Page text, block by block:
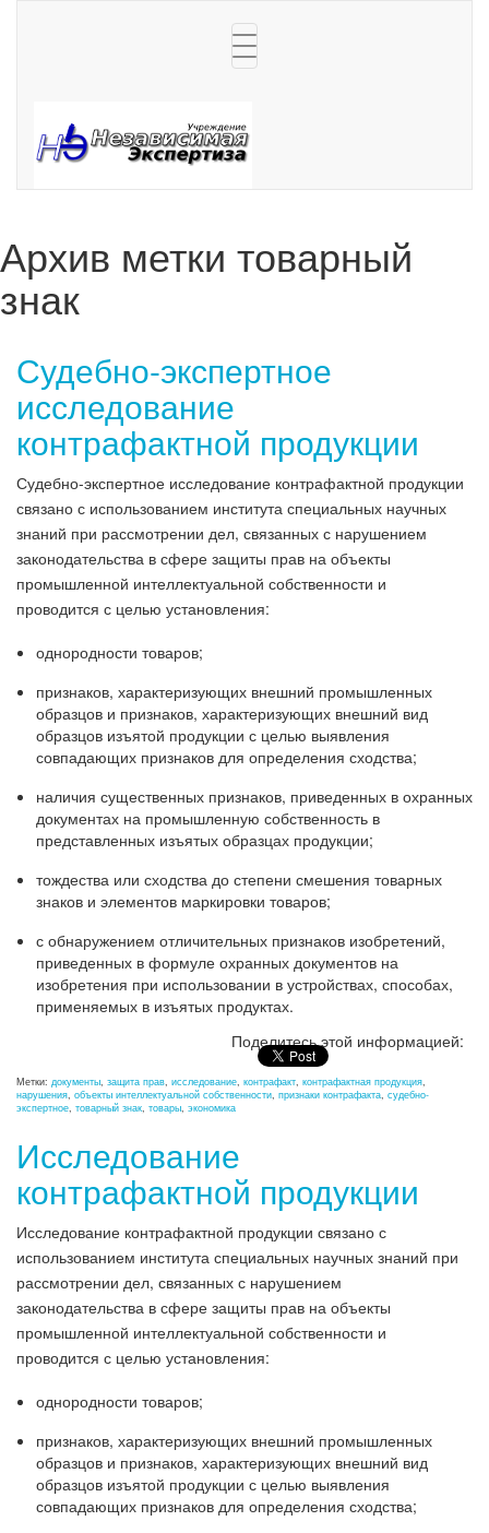
Toggle
navigation
Архив метки товарный
знак
Судебно-экспертное
исследование
контрафактной продукции
Судебно-экспертное исследование контрафактной продукции
связано с использованием института специальных научных
знаний при рассмотрении дел, связанных с нарушением
законодательства в сфере защиты прав на объекты
промышленной интеллектуальной собственности и
проводится с целью установления:
однородности товаров;
признаков, характеризующих внешний промышленных
образцов и признаков, характеризующих внешний вид
образцов изъятой продукции с целью выявления
совпадающих признаков для определения сходства;
наличия существенных признаков, приведенных в охранных
документах на промышленную собственность в
представленных изъятых образцах продукции;
тождества или сходства до степени смешения товарных
знаков и элементов маркировки товаров;
с обнаружением отличительных признаков изобретений,
приведенных в формуле охранных документов на
изобретения при использовании в устройствах, способах,
применяемых в изъятых продуктах.
Поделитесь этой информацией:
Метки: документы, защита прав, исследование, контрафакт, контрафактная продукция,
нарушения, объекты интеллектуальной собственности, признаки контрафакта, судебно-
экспертное, товарный знак, товары, экономика
Исследование
контрафактной продукции
Исследование контрафактной продукции связано с
использованием института специальных научных знаний при
рассмотрении дел, связанных с нарушением
законодательства в сфере защиты прав на объекты
промышленной интеллектуальной собственности и
проводится с целью установления:
однородности товаров;
признаков, характеризующих внешний промышленных
образцов и признаков, характеризующих внешний вид
образцов изъятой продукции с целью выявления
совпадающих признаков для определения сходства;